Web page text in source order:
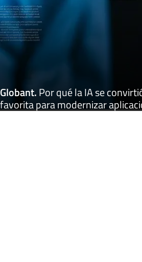
Globant.Por qué la IA se
favorita para modernizar